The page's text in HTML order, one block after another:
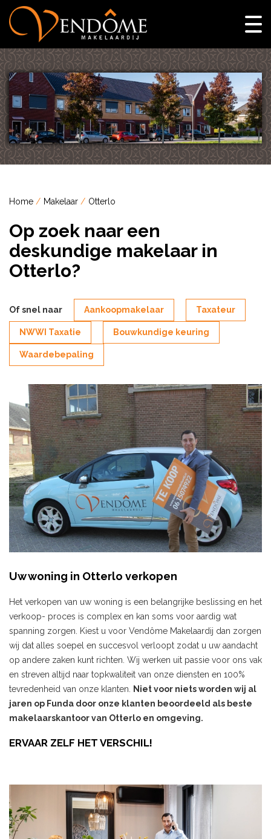
Home Makelaar Otterlo
Op zoek naar een
deskundige makelaar in
Otterlo?
Of snel naar Aankoopmakelaar Taxateur
NWWI Taxatie Bouwkundige keuring
Waardebepaling
Uw woning in Otterlo verkopen
Het verkopen van uw woning is een belangrijke beslissing en het
verkoop- proces is complex en kan soms voor aardig wat
spanning zorgen. Kiest u voor Vendôme Makelaardij dan zorgen
wij dat alles soepel en succesvol verloopt zodat u uw aandacht
op andere zaken kunt richten. Wij werken uit passie voor ons vak
en streven altijd naar topkwaliteit van onze diensten en 100%
tevredenheid van onze klanten. Niet voor niets worden wij al
jaren op Funda door onze klanten beoordeeld als beste
makelaarskantoor van Otterlo en omgeving.
ERVAAR ZELF HET VERSCHIL!